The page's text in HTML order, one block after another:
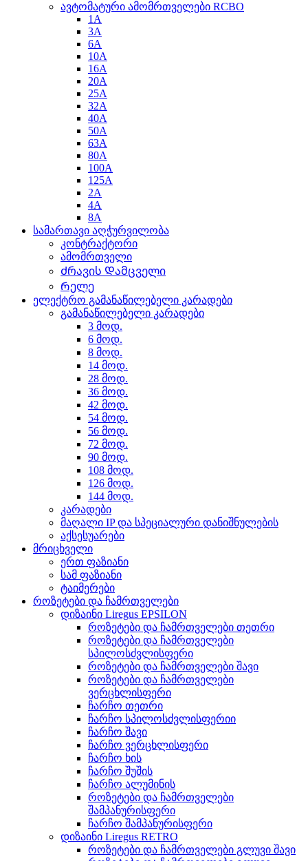
ავტომატური ამომრთველები RCBO
1A
3A
6A
10A
16A
20A
25A
32A
40A
50A
63A
80A
100A
125A
2A
4A
8A
სამართავი აღჭურვილობა
კონტრაქტორი
ამომრთველი
Ძრავის Დამცველი
Რელე
ელექტრო გამანაწილებელი კარადები
გამანაწილებელი კარადები
3 მოდ.
6 მოდ.
8 მოდ.
14 მოდ.
28 მოდ.
36 მოდ.
42 მოდ.
54 მოდ.
56 მოდ.
72 მოდ.
90 მოდ.
108 მოდ.
126 მოდ.
144 მოდ.
კარადები
მაღალი IP და სპეციალური დანიშნულების
აქსესუარები
მრიცხველი
ერთ ფაზიანი
სამ ფაზიანი
ტაიმერები
როზეტები და ჩამრთველები
დიზაინი Liregus EPSILON
როზეტები და ჩამრთველები თეთრი
როზეტები და ჩამრთველები
სპილოსძვლისფერი
როზეტები და ჩამრთველები შავი
როზეტები და ჩამრთველები
ვერცხლისფერი
ჩარჩო თეთრი
ჩარჩო სპილოსძვლისფერიი
ჩარჩო შავი
ჩარჩო ვერცხლისფერი
ჩარჩო ხის
ჩარჩო შუშის
ჩარჩო ალუმინის
როზეტები და ჩამრთველები
შამპანურისფერი
ჩარჩო შამპანურისფერი
დიზაინი Liregus RETRO
როზეტები და ჩამრთველები გლუვი შავი